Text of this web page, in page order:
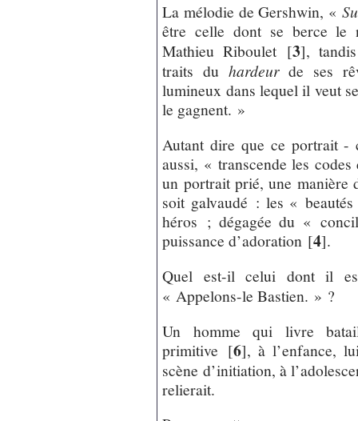
La mélodie de Gershwin, «
être celle dont se berce le
Mathieu Riboulet[3],
traits du hardeurde ses
lumineux dans lequel il veut
le gagnent. »
Autant dire que ce portrait -
aussi, « transcende les
un portrait prié, une manière
soit galvaudé : les «
héros ; dégagée du «
puissance d’adoration [4].
Quel est-il celui dont il
« Appelons-le Bastien. » ?
Un homme qui livre
primitive [6], à l’enfance,
scène d’initiation, à
relierait.